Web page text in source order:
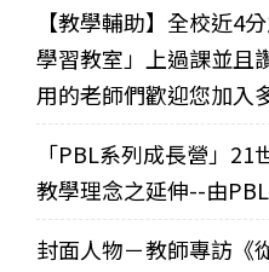
【教學輔助】全校近4
學習教室」上過課並且
用的老師們歡迎您加入
「PBL系列成長營」
教學理念之延伸--由
封面人物－教師專訪《